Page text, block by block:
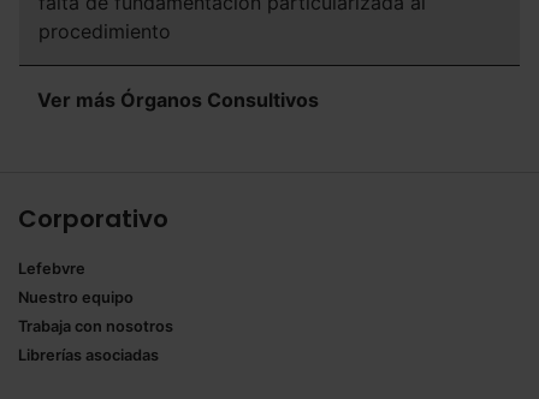
procedimiento
Ver más Órganos Consultivos
Corporativo
Lefebvre
Nuestro equipo
Trabaja con nosotros
Librerías asociadas